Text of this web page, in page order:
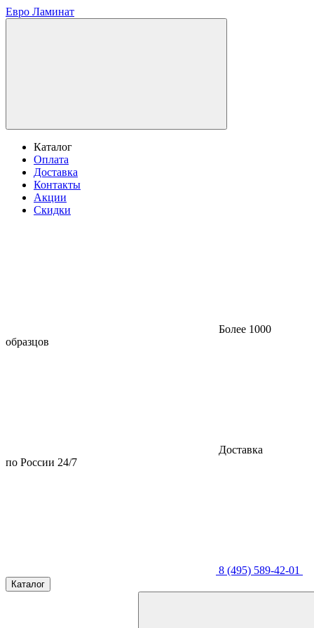
Евро Ламинат
Каталог
Оплата
Доставка
Контакты
Акции
Скидки
Более 1000
образцов
Доставка
по России 24/7
8 (495) 589-42-01
Каталог